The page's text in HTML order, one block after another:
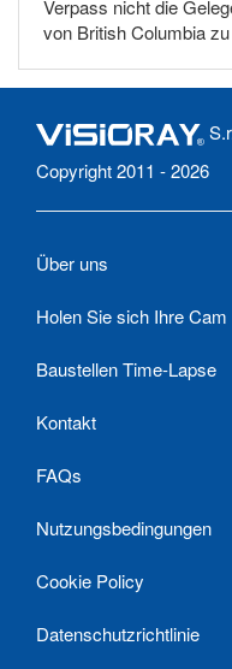
Verpass nicht die
von British Columbia
Copyright 2011 - 2026
Über uns
Holen Sie sich Ihre Cam
Baustellen Time-Lapse
Kontakt
FAQs
Nutzungsbedingungen
Cookie Policy
Datenschutzrichtlinie